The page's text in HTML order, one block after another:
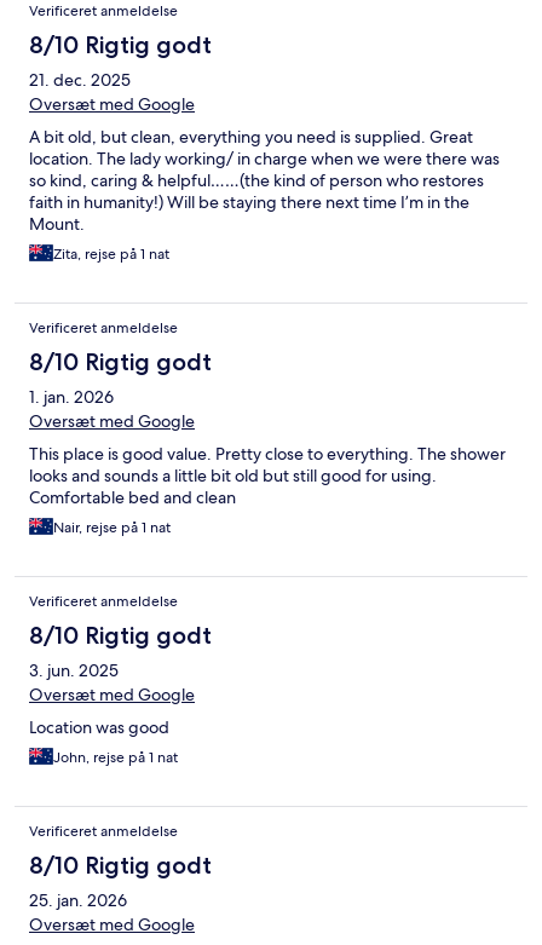
Verificeret anmeldelse
8/10 Rigtig godt
21. dec. 2025
Oversæt med Google
A bit old, but clean, everything you need is supplied. Great
location. The lady working/ in charge when we were there was
so kind, caring & helpful……(the kind of person who restores
faith in humanity!) Will be staying there next time I’m in the
Mount.
Zita, rejse på 1 nat
Verificeret anmeldelse
8/10 Rigtig godt
1. jan. 2026
Oversæt med Google
This place is good value. Pretty close to everything. The shower
looks and sounds a little bit old but still good for using.
Comfortable bed and clean
Nair, rejse på 1 nat
Verificeret anmeldelse
8/10 Rigtig godt
3. jun. 2025
Oversæt med Google
Location was good
John, rejse på 1 nat
Verificeret anmeldelse
8/10 Rigtig godt
25. jan. 2026
Oversæt med Google